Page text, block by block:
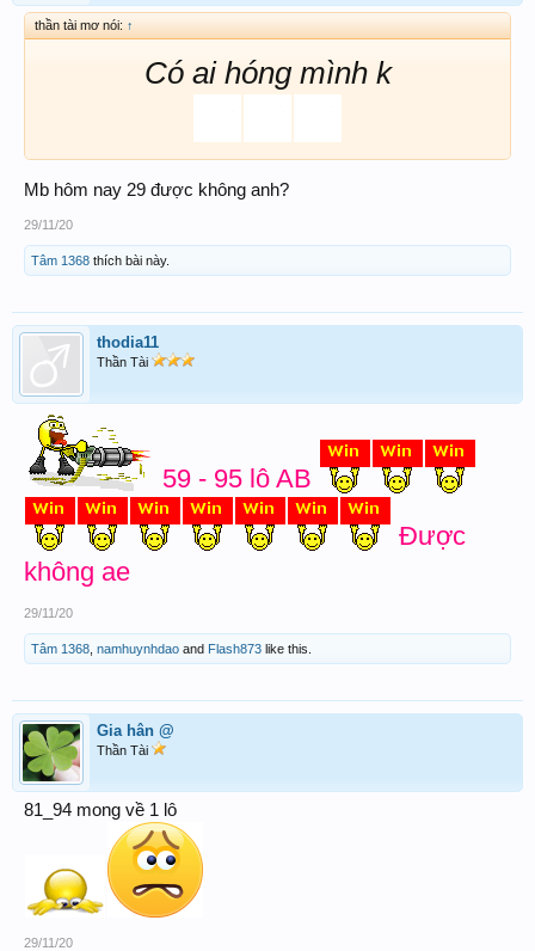
thần tài mơ nói: ↑
Có ai hóng mình k
Mb hôm nay 29 được không anh?
29/11/20
Tâm 1368 thích bài này.
thodia11
Thần Tài
59 - 95 lô AB
Được
không ae
29/11/20
Tâm 1368 namhuynhdao and Flash873 like this.
Gia hân @
Thần Tài
81_94 mong về 1 lô
29/11/20